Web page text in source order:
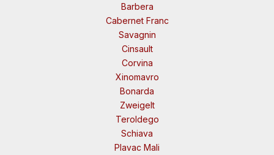
Barbera
Cabernet Franc
Savagnin
Cinsault
Corvina
Xinomavro
Bonarda
Zweigelt
Teroldego
Schiava
Plavac Mali